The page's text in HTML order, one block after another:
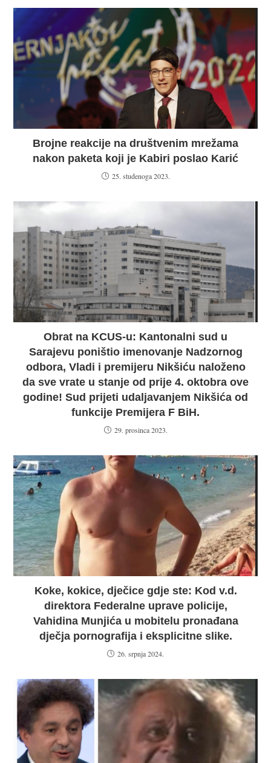
Brojne reakcije na društvenim mrežama
nakon paketa koji je Kabiri poslao Karić
25. studenoga 2023.
Obrat na KCUS-u: Kantonalni sud u
Sarajevu poništio imenovanje Nadzornog
odbora, Vladi i premijeru Nikšiću naloženo
da sve vrate u stanje od prije 4. oktobra ove
godine! Sud prijeti udaljavanjem Nikšića od
funkcije Premijera F BiH.
29. prosinca 2023.
Koke, kokice, dječice gdje ste: Kod v.d.
direktora Federalne uprave policije,
Vahidina Munjića u mobitelu pronađana
dječja pornografija i eksplicitne slike.
26. srpnja 2024.